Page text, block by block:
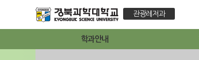
관광레저과
학과안내